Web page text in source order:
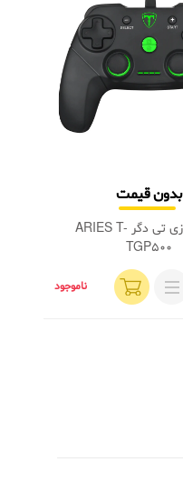
بدون قیمت
دسته بازی تی دگر ARIES T-
TGP500
ناموجود